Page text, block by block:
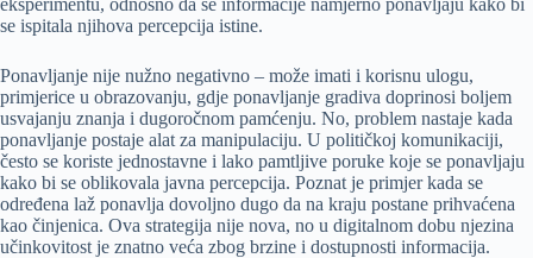
se ispitala njihova percepcija istine.
Ponavljanje nije nužno negativno – može imati i korisnu ulogu,
primjerice u obrazovanju, gdje ponavljanje gradiva doprinosi boljem
usvajanju znanja i dugoročnom pamćenju. No, problem nastaje kada
ponavljanje postaje alat za manipulaciju. U političkoj komunikaciji,
često se koriste jednostavne i lako pamtljive poruke koje se ponavljaju
kako bi se oblikovala javna percepcija. Poznat je primjer kada se
određena laž ponavlja dovoljno dugo da na kraju postane prihvaćena
kao činjenica. Ova strategija nije nova, no u digitalnom dobu njezina
učinkovitost je znatno veća zbog brzine i dostupnosti informacija.